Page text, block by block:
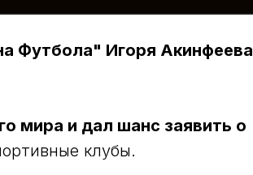
Футбола" Игоря Акинфеева
мира и дал шанс заявить о
клубы.